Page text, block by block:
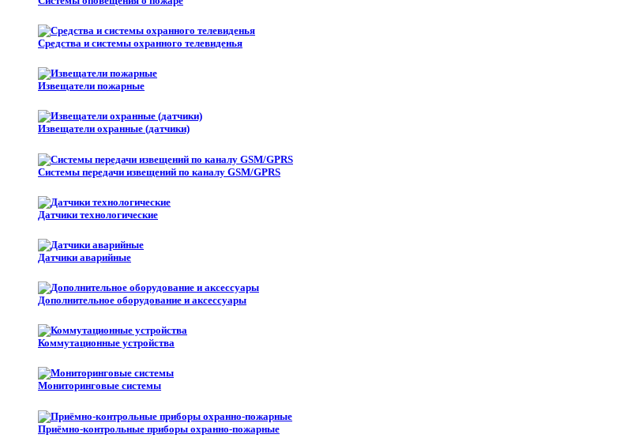
Средства и системы охранного телевиденья
Извещатели пожарные
Извещатели охранные (датчики)
Системы передачи извещений по каналу GSM/GPRS
Датчики технологические
Датчики аварийные
Дополнительное оборудование и аксессуары
Коммутационные устройства
Мониторинговые системы
Приёмно-контрольные приборы охранно-пожарные